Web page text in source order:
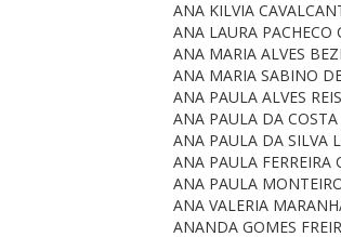
ANA KILVIA
ANA LAURA PACHECO
ANA MARIA ALVES
ANA MARIA SABINO
ANA PAULA ALVES
ANA PAULA DA
ANA PAULA DA SILVA
ANA PAULA FERREIRA
ANA PAULA
ANA VALERIA
ANANDA GOMES